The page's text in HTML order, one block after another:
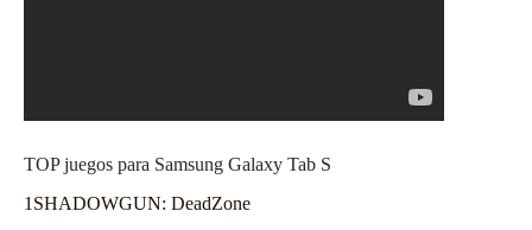
TOP juegos para Samsung Galaxy Tab S
1 SHADOWGUN: DeadZone